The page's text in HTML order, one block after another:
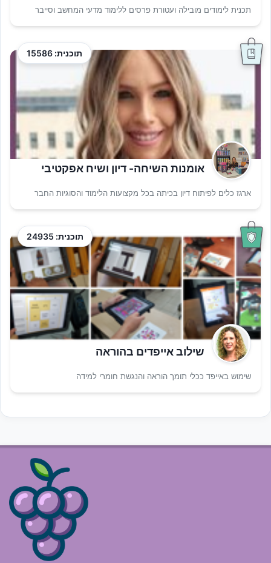
תכנית לימודים מובילה ועטורת פרסים ללימוד מדעי המחשב וסייבר
תוכנית: 15586
אומנות השיחה- דיון ושיח אפקטיבי
ארגז כלים לפיתוח דיון בכיתה בכל מקצועות הלימוד והסוגיות החבר
תוכנית: 24935
שילוב אייפדים בהוראה
שימוש באייפד ככלי תומך הוראה והנגשת חומרי למידה